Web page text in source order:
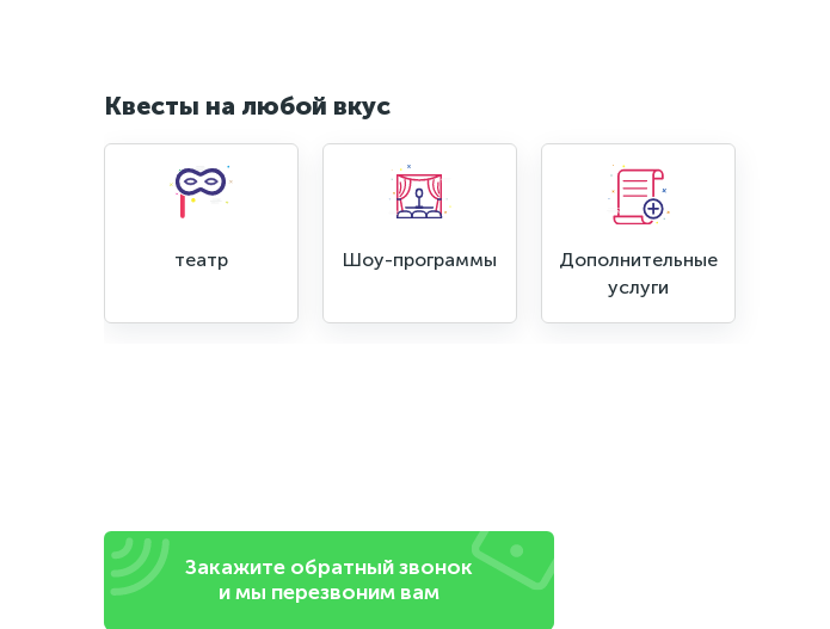
Квесты на любой вкус
театр Шоу-программы
Дополнительные
услуги
Закажите обратный звонок
и мы перезвоним вам